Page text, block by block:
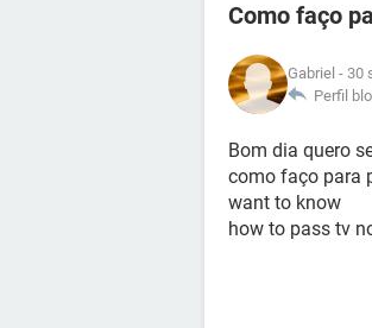
Como faço
Gabriel - 30
Perfil
Bom dia quero
como faço para
want to know
how to pass tv